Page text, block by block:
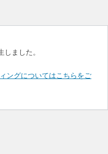
ました。
ングについてはこちらをご